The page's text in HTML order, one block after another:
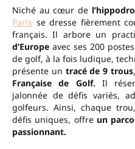
Niché au cœur de
Paris se dresse fièrement
français. Il arbore un
d’Europe avec ses 200
de golf, à la fois ludique,
présente un tracé de 9 trous
Française de Golf. Il
jalonnée de défis variés,
golfeurs. Ainsi, chaque
défis uniques, offre un
passionnant.